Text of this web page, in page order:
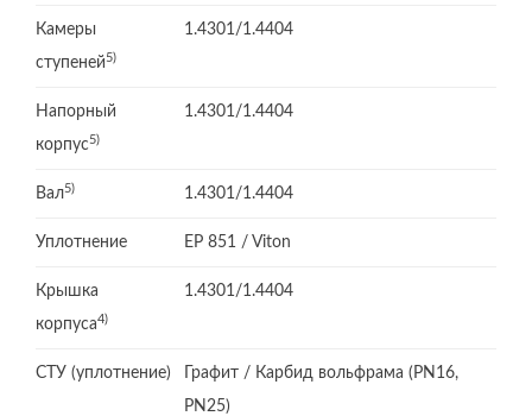
Камеры
ступеней 5)
1.4301/1.4404
Напорный
корпус 5)
1.4301/1.4404
Вал5) 1.4301/1.4404
Уплотнение EP 851 / Viton
Крышка
корпуса4)
1.4301/1.4404
СТУ (уплотнение)
Графит / Карбид вольфрама (PN16,
PN25)